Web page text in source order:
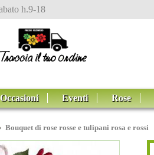
h.9-18
Occasioni Eventi Rose
Bouquet di rose rosse e tulipani rosa e rossi